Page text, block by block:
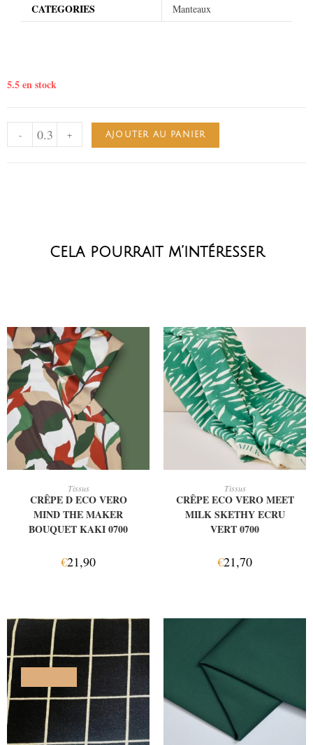
CATEGORIES
Manteaux
5.5 en stock
- + AJOUTER AU PANIER
cela pourrait m’intéresser
Tissus
CRÊPE D ECO VERO
MIND THE MAKER
BOUQUET KAKI 0700
€21,90
Tissus
CRÊPE ECO VERO MEET
MILK SKETHY ECRU
VERT 0700
€21,70